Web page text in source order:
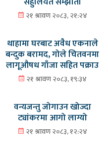
२१ श्रावण २०८३, २१:२४
थाहामा घरबाट अवैध एकनाले
बन्दुक बरामद, गोले चितवनमा
लागूऔषध गाँजा सहित पक्राउ
२१ श्रावण २०८३, १९:३४
वन्यजन्तु जोगाउन खोज्दा
ट्यांकरमा आगो लाग्यो
२१ श्रावण २०८३, १२:२४